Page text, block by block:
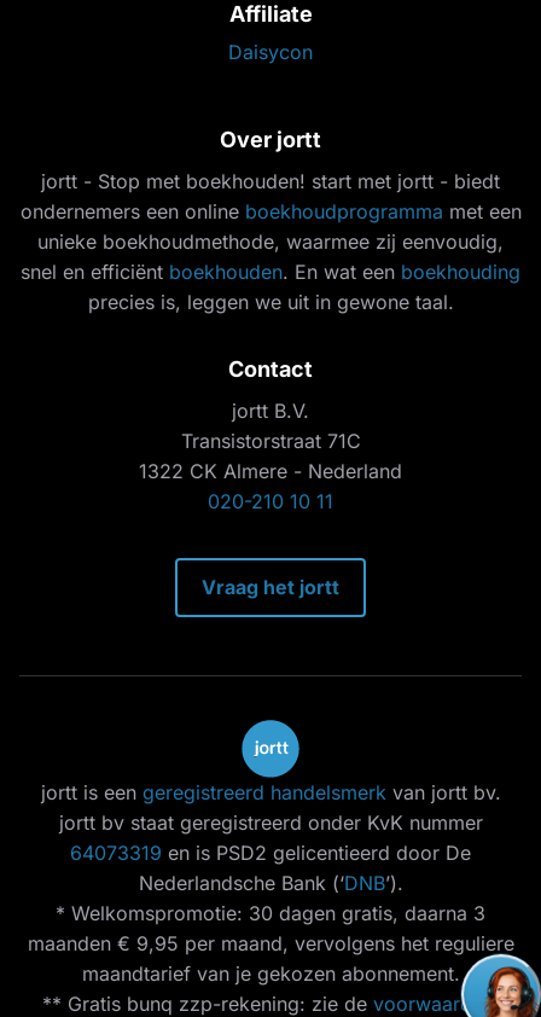
Affiliate
Daisycon
Over jortt
jortt - Stop met boekhouden! start met jortt - biedt
ondernemers een online boekhoudprogramma met een
unieke boekhoudmethode, waarmee zij eenvoudig,
snel en efficiënt boekhouden. En wat een boekhouding
precies is, leggen we uit in gewone taal.
Contact
jortt B.V.
Transistorstraat 71C
1322 CK Almere - Nederland
020-210 10 11
Vraag het jortt
jortt is een geregistreerd handelsmerkvan jortt bv.
jortt bv staat geregistreerd onder KvK nummer
64073319 en is PSD2 gelicentieerd door De
Nederlandsche Bank (‘DNB’).
* Welkomspromotie: 30 dagen gratis, daarna 3
maanden € 9,95 per maand, vervolgens het reguliere
maandtarief van je gekozen abonnement.
** Gratis bunq zzp-rekening: zie de voorwaarden.